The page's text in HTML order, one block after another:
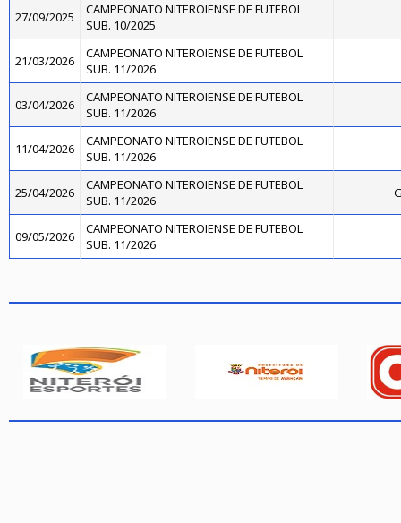
27/09/2025
CAMPEONATO NITEROIENSE DE FUTEBOL
SUB. 10/2025
21/03/2026
CAMPEONATO NITEROIENSE DE FUTEBOL
SUB. 11/2026
03/04/2026
CAMPEONATO NITEROIENSE DE FUTEBOL
SUB. 11/2026
11/04/2026
CAMPEONATO NITEROIENSE DE FUTEBOL
SUB. 11/2026
25/04/2026
CAMPEONATO NITEROIENSE DE FUTEBOL
SUB. 11/2026
09/05/2026
CAMPEONATO NITEROIENSE DE FUTEBOL
SUB. 11/2026